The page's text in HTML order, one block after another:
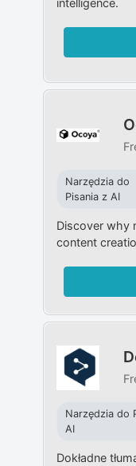
Narzędzia do
Pisania z AI
Discover why
content
Narzędzia do
AI
Dokładne